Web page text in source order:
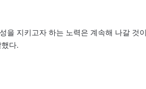
을 지키고자 하는 노력은 계속해 나갈 것
다.